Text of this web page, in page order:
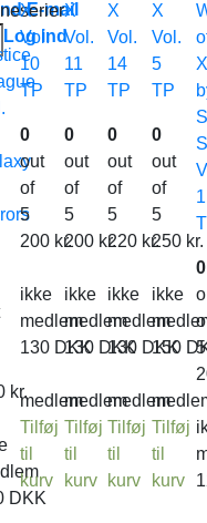
E-mail
Log ind
kr.
DKK
X
Vol.
10
TP
0
out
of
5
200 kr.
ikke
medlem
130 DKK
medlem
Tilføj
til
kurv
X
Vol.
11
TP
0
out
of
5
200 kr.
ikke
medlem
130 DKK
medlem
Tilføj
til
kurv
X
Vol.
14
TP
0
out
of
5
220 kr.
ikke
medlem
130 DKK
medlem
Tilføj
til
kurv
X
Vol.
5
TP
0
out
of
5
250 kr.
ikke
150
Tilføj
til
kurv
1
0
5